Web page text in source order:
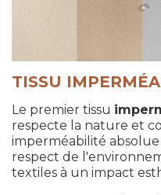
TISSU
Le premier tissu
respecte la nature et
imperméabilité
respect de
textiles à un impact